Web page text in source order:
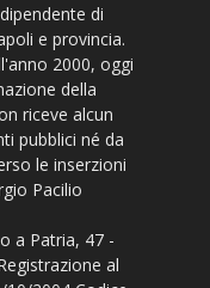
di
e provincia.
2000, oggi
della
riceve alcun
pubblici né da
le inserzioni
Pacilio
a Patria, 47 -
al